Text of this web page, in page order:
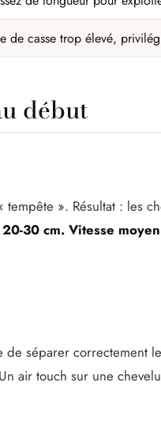
de casse trop élevé,
début
». Résultat : les
30 cm. Vitesse
de séparer correctement
air touch sur une